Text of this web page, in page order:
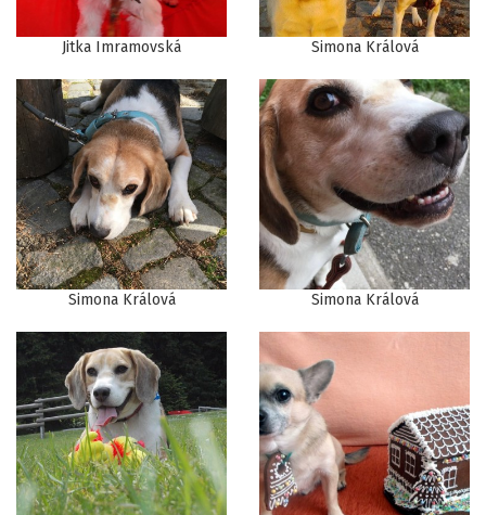
Jitka Imramovská Simona Králová
Simona Králová Simona Králová